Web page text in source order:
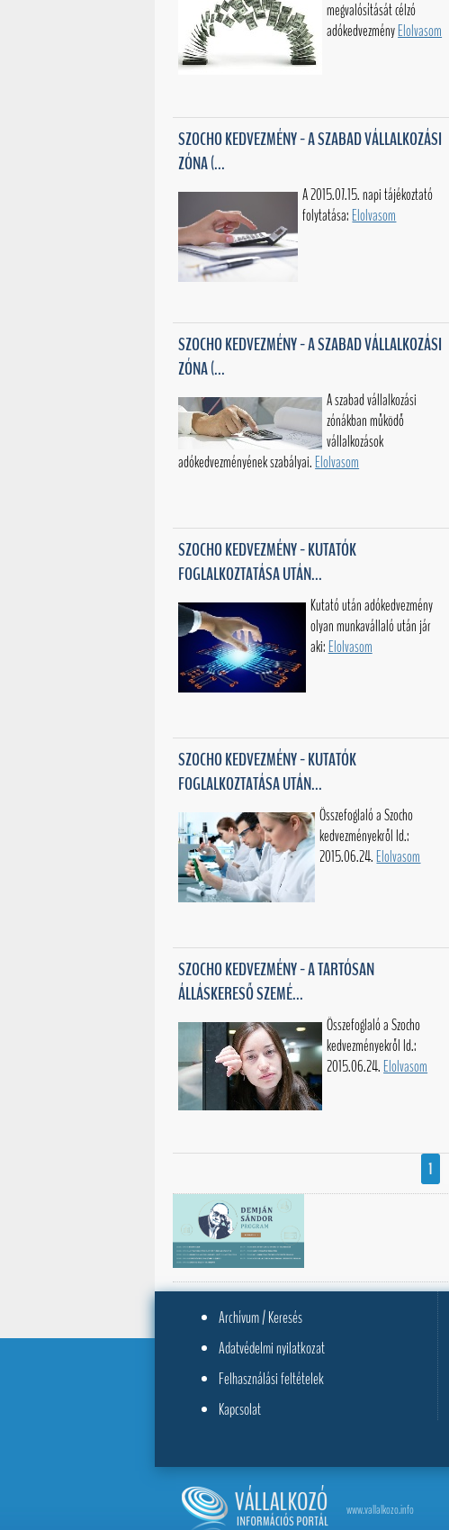
megvalósítását célzó
adókedvezményElolvasom
SZOCHO KEDVEZMÉNY - A SZABAD VÁLLALKOZÁSI
ZÓNA (...
A 2015.07.15. napi tájékoztató
folytatása: Elolvasom
SZOCHO KEDVEZMÉNY - A SZABAD VÁLLALKOZÁSI
ZÓNA (...
A szabad vállalkozási
zónákban működő
vállalkozások
adókedvezményének szabályai. Elolvasom
SZOCHO KEDVEZMÉNY - KUTATÓK
FOGLALKOZTATÁSA UTÁN...
Kutató után adókedvezmény
olyan munkavállaló után jár
aki: Elolvasom
SZOCHO KEDVEZMÉNY - KUTATÓK
FOGLALKOZTATÁSA UTÁN...
Összefoglaló a Szocho
kedvezményekről ld.:
2015.06.24. Elolvasom
SZOCHO KEDVEZMÉNY - A TARTÓSAN
ÁLLÁSKERESŐ SZEMÉ...
Összefoglaló a Szocho
kedvezményekről ld.:
2015.06.24. Elolvasom
1
Archívum / Keresés
Adatvédelmi nyilatkozat
Felhasználási feltételek
Kapcsolat
www.vallalkozo.info